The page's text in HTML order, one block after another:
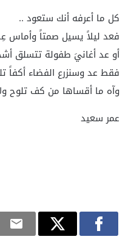
كل ما أعرفه أنك ستعود ..
فعد ليلاً يسيل صمتاً وأماس
أو عد أغانيَ طفولة تتسلق
فقط عد وسنزرع الفضاء أكفاً
وآه ما أقساها من كف تلوح
عمر سعيد